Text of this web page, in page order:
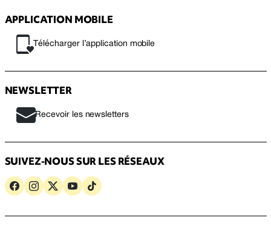
APPLICATION MOBILE
Télécharger l’application mobile
NEWSLETTER
Recevoir les newsletters
SUIVEZ-NOUS SUR LES RÉSEAUX